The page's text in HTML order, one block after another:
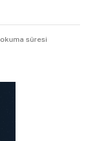
okuma süresi